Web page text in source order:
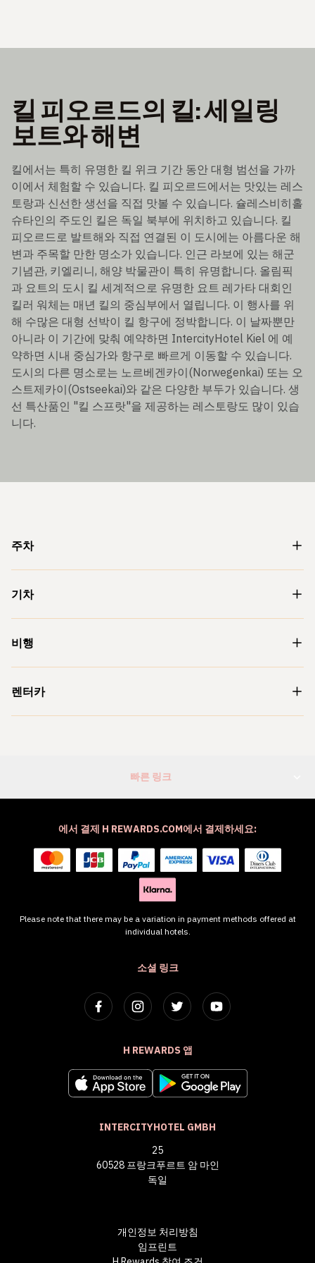
킬 피오르드의 킬: 세일링
보트와 해변
킬에서는 특히 유명한 킬 위크 기간 동안 대형 범선을 가까
이에서 체험할 수 있습니다. 킬 피오르드에서는 맛있는 레스
토랑과 신선한 생선을 직접 맛볼 수 있습니다. 슐레스비히홀
슈타인의 주도인 킬은 독일 북부에 위치하고 있습니다. 킬
피오르드로 발트해와 직접 연결된 이 도시에는 아름다운 해
변과 주목할 만한 명소가 있습니다. 인근 라보에 있는 해군
기념관, 키엘리니, 해양 박물관이 특히 유명합니다. 올림픽
과 요트의 도시 킬 세계적으로 유명한 요트 레가타 대회인
킬러 워체는 매년 킬의 중심부에서 열립니다. 이 행사를 위
해 수많은 대형 선박이 킬 항구에 정박합니다. 이 날짜뿐만
아니라 이 기간에 맞춰 예약하면 IntercityHotel Kiel 에 예
약하면 시내 중심가와 항구로 빠르게 이동할 수 있습니다.
도시의 다른 명소로는 노르베겐카이(Norwegenkai) 또는 오
스트제카이(Ostseekai)와 같은 다양한 부두가 있습니다. 생
선 특산품인 "킬 스프랏"을 제공하는 레스토랑도 많이 있습
니다.
주차
기차
비행
렌터카
빠른 링크
소셜 링크
H REWARDS 앱
INTERCITYHOTEL GMBH
25
60528 프랑크푸르트 암 마인
독일
에서 결제 H REWARDS.COM에서 결제하세요:
Please note that there may be a variation in payment methods offered at
individual hotels.
개인정보 처리방침
임프린트